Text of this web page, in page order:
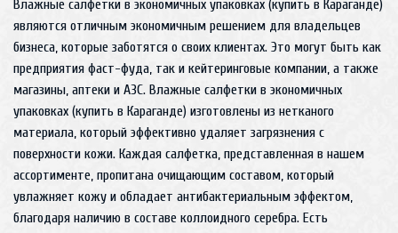
Влажные салфетки в экономичных упаковках (купить в Караганде)
являются отличным экономичным решением для владельцев
бизнеса, которые заботятся о своих клиентах. Это могут быть как
предприятия фаст-фуда, так и кейтеринговые компании, а также
магазины, аптеки и АЗС. Влажные салфетки в экономичных
упаковках (купить в Караганде) изготовлены из нетканого
материала, который эффективно удаляет загрязнения с
поверхности кожи. Каждая салфетка, представленная в нашем
ассортименте, пропитана очищающим составом, который
увлажняет кожу и обладает антибактериальным эффектом,
благодаря наличию в составе коллоидного серебра. Есть